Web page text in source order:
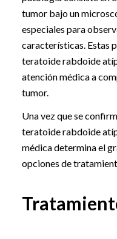
tumor bajo un
especiales para
características. Estas
teratoide rabdoide
atención médica a
tumor.
Una vez que se
teratoide rabdoide
médica determina el
opciones de